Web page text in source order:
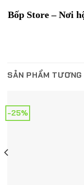
Bốp Store – Nơi
SẢN PHẨM
-25%